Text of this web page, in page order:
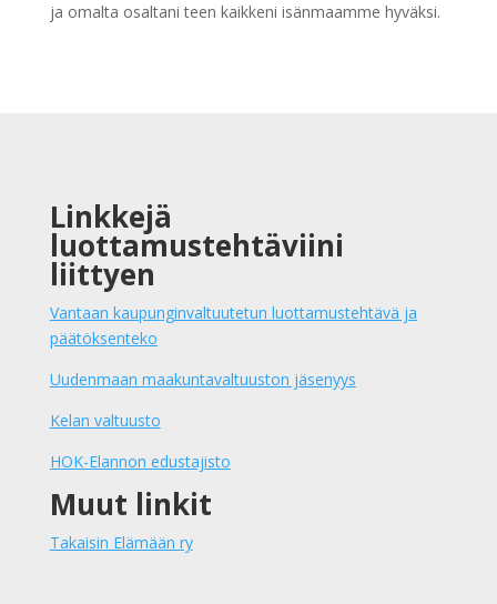
ja omalta osaltani teen kaikkeni isänmaamme hyväksi.
Linkkejä
luottamustehtäviini
liittyen
Vantaan kaupunginvaltuutetun luottamustehtävä ja
päätöksenteko
Uudenmaan maakuntavaltuuston jäsenyys
Kelan valtuusto
HOK-Elannon edustajisto
Muut linkit
Takaisin Elämään ry